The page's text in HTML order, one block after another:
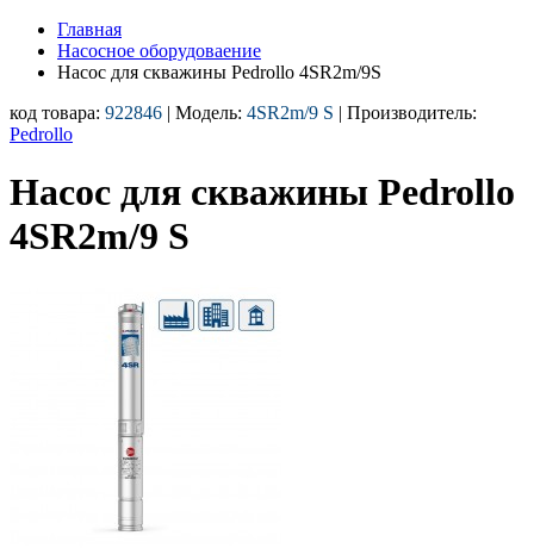
Главная
Насосное оборудоваение
Насос для скважины Pedrollo 4SR2m/9S
код товара: 922846 | Модель: 4SR2m/9 S | Производитель:
Pedrollo
Насос для скважины Pedrollo
4SR2m/9 S